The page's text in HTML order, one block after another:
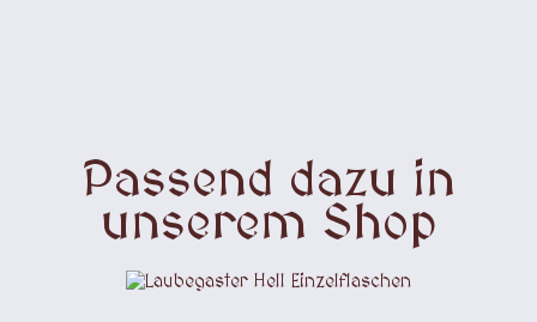
Passend dazu in
unserem Shop